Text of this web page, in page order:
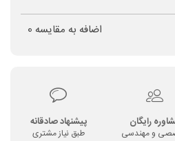
اضافه به مقایسه 0
رایگان
و مهندسی
پیشنهاد صادقانه
طبق نیاز مشتری